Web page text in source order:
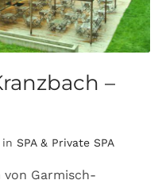
–
in SPA & Private SPA
Garmisch-